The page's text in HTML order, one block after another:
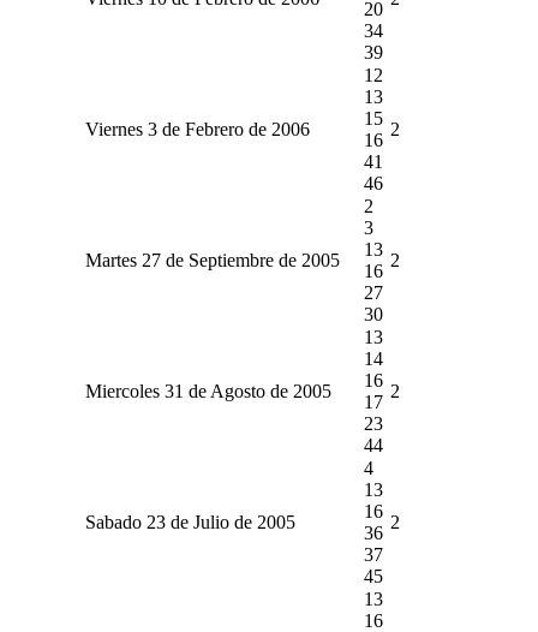
20
34
39
Viernes 3 de Febrero de 2006
12
13
15
16
41
46
2
Martes 27 de Septiembre de 2005
2
3
13
16
27
30
2
Miercoles 31 de Agosto de 2005
13
14
16
17
23
44
2
Sabado 23 de Julio de 2005
4
13
16
36
37
45
2
13
16